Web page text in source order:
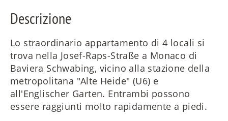
Descrizione
Lo straordinario appartamento di 4 locali si
trova nella Josef-Raps-Straße a Monaco di
Baviera Schwabing, vicino alla stazione della
metropolitana "Alte Heide" (U6) e
all'Englischer Garten. Entrambi possono
essere raggiunti molto rapidamente a piedi.